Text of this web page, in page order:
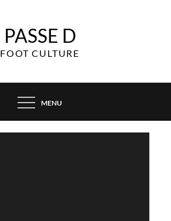
PASSE D
FOOT CULTURE
MENU